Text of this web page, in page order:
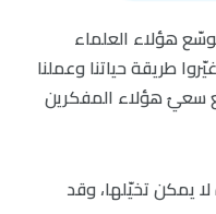
هؤلاء العلماء
طريقة حياتنا وعملنا
سعيُ هؤلاء المفكرين
يمكن تخيّلها، وقد